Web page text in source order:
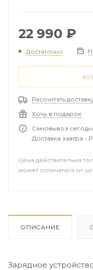
22 990 ₽
Достаточно
Рассчитать
Хочу в подарок
Самовывоз
Доставка завтра -
Цена действительна
может отличаться от
ОПИСАНИЕ
Зарядное